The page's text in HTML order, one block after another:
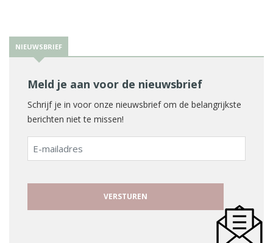
NIEUWSBRIEF
Meld je aan voor de nieuwsbrief
Schrijf je in voor onze nieuwsbrief om de belangrijkste
berichten niet te missen!
E-
mailadres